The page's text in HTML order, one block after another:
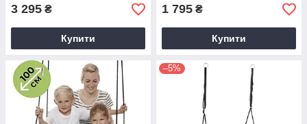
3 295 ₴
Купити
1 795 ₴
Купити
–5%